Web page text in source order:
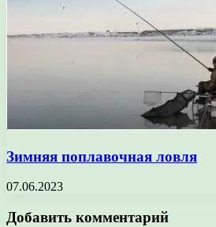
Зимняя поплавочная ловля
07.06.2023
Добавить комментарий